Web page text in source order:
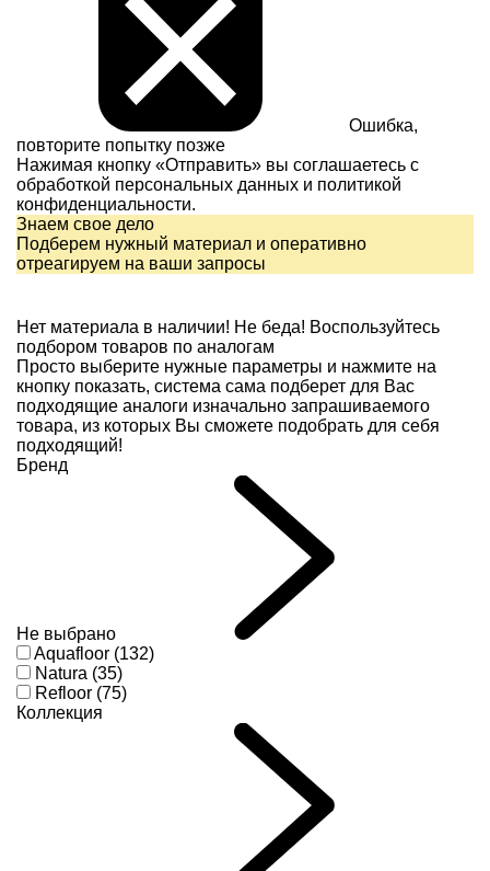
Ошибка,
повторите попытку позже
Нажимая кнопку «Отправить» вы соглашаетесь с
обработкой персональных данных и политикой
конфиденциальности.
Знаем свое дело
Подберем нужный материал и оперативно
отреагируем на ваши запросы
Нет материала в наличии! Не беда! Воспользуйтесь
подбором товаров по аналогам
Просто выберите нужные параметры и нажмите на
кнопку показать, система сама подберет для Вас
подходящие аналоги изначально запрашиваемого
товара, из которых Вы сможете подобрать для себя
подходящий!
Бренд
Не выбрано
Aquafloor (132)
Natura (35)
Refloor (75)
Коллекция